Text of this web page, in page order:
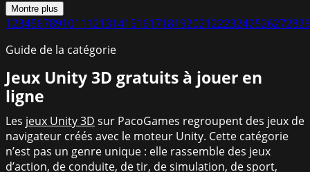
Montre plus
1234567891011121314151617181920212223242526272829
Guide de la catégorie
Jeux Unity 3D gratuits à jouer en
ligne
Les jeux Unity 3D sur PacoGames regroupent des jeux de
navigateur créés avec le moteur Unity. Cette catégorie
n’est pas un genre unique : elle rassemble des jeux
d’action, de conduite, de tir, de simulation, de sport,